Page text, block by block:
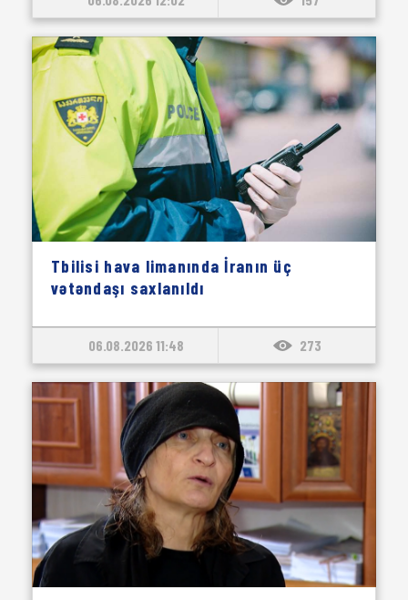
Tbilisi hava limanında İranın üç
vətəndaşı saxlanıldı
06.08.2026 11:48 273